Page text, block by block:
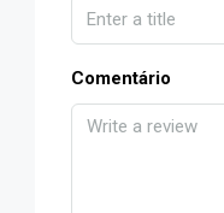
Comentário